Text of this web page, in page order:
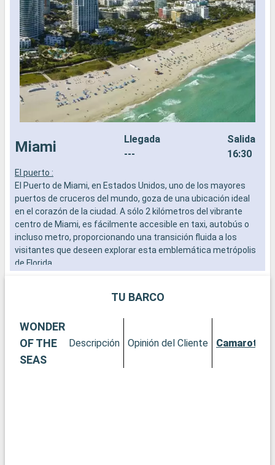
Miami
Llegada
---
Salida
16:30
El puerto :
El Puerto de Miami, en Estados Unidos, uno de los mayores
puertos de cruceros del mundo, goza de una ubicación ideal
en el corazón de la ciudad. A sólo 2 kilómetros del vibrante
centro de Miami, es fácilmente accesible en taxi, autobús o
incluso metro, proporcionando una transición fluida a los
visitantes que deseen explorar esta emblemática metrópolis
de Florida.
Miami es una exuberante mezcla de cultura, arte y playas.
famosos murales y galerías de arte vanguardista. El histórico
distrito Art Decó de South Beach le transportará a los años 30
con sus coloridos edificios y su ambiente vintage. Para una
experiencia más natural, el Parque Nacional de los Everglades,
TU BARCO
WONDER
OF THE
SEAS
Descripción Opinión del Cliente Camarotes